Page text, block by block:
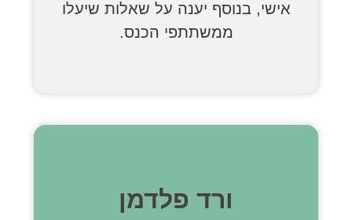
אישי, בנוסף יענה על שאלות שיעלו
ממשתתפי הכנס.
ורד פלדמן